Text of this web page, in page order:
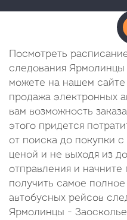
Посмотреть
следования
можете на нашем сайте
продажа электронных
вам возможность
этого придется
от поиска до покупки
ценой и не выходя из
отправления и
получить самое
автобусных рейсов
Ярмолинцы -